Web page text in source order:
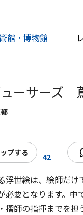
館・博物館
ーサーズ
プする 42
浮世絵は、絵師だ
必要となります。中
摺師の指揮までを